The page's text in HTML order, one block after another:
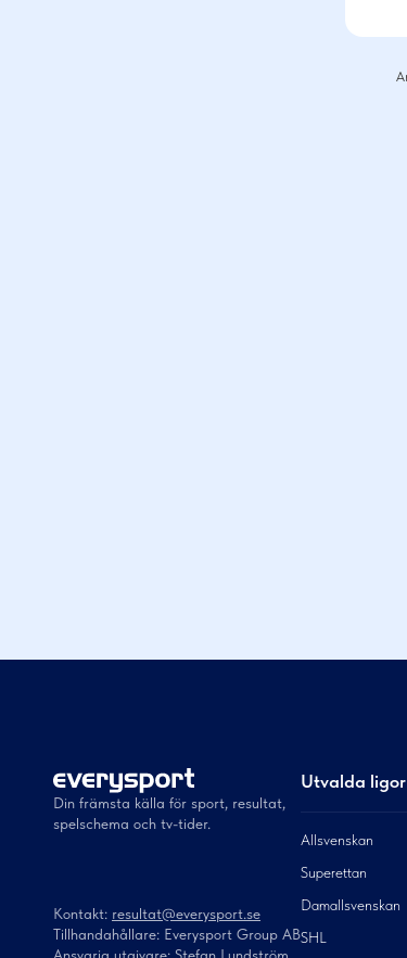
Din främsta källa för sport, resultat,
spelschema och tv-tider.
Kontakt: resultat@everysport.se
Tillhandahållare: Everysport Group AB
Ansvarig utgivare: Stefan Lundström
Utvalda ligor
Allsvenskan
Superettan
Damallsvenskan
SHL